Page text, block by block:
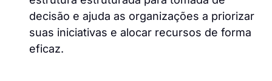
decisão e ajuda as organizações a priorizar
suas iniciativas e alocar recursos de forma
eficaz.